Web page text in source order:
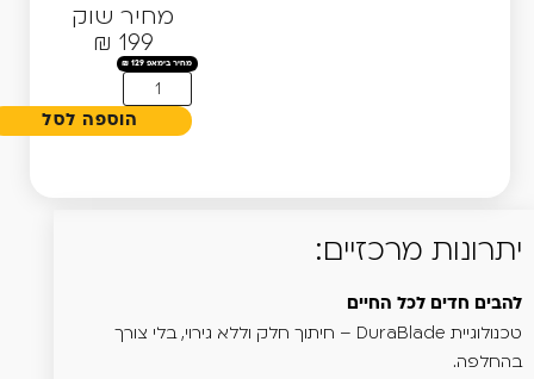
מחיר שוק
199 ₪
₪ 129
הוספה לסל
יתרונות מרכזיים:
להבים חדים לכל החיים
טכנולוגיית DuraBlade – חיתוך חלק וללא גירוי, בלי צורך
בהחלפה.